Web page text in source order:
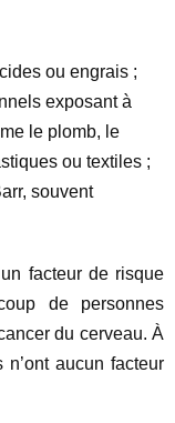
ou engrais ;
exposant à
le plomb, le
ou textiles ;
souvent
facteur de risque
de personnes
du cerveau. À
n’ont aucun facteur